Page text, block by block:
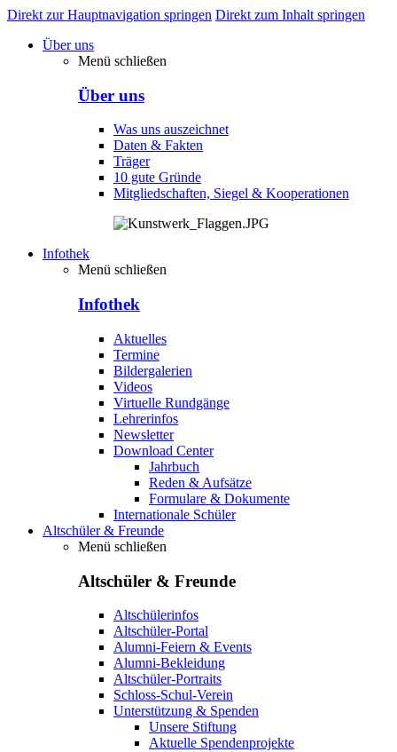
Direkt zur Hauptnavigation springen Direkt zum Inhalt springen
Über uns
Menü schließen
Über uns
Was uns auszeichnet
Daten & Fakten
Träger
10 gute Gründe
Mitgliedschaften, Siegel & Kooperationen
Infothek
Menü schließen
Infothek
Aktuelles
Termine
Bildergalerien
Videos
Virtuelle Rundgänge
Lehrerinfos
Newsletter
Download Center
Jahrbuch
Reden & Aufsätze
Formulare & Dokumente
Internationale Schüler
Altschüler & Freunde
Menü schließen
Altschüler & Freunde
Altschülerinfos
Altschüler-Portal
Alumni-Feiern & Events
Alumni-Bekleidung
Altschüler-Portraits
Schloss-Schul-Verein
Unterstützung & Spenden
Unsere Stiftung
Aktuelle Spendenprojekte